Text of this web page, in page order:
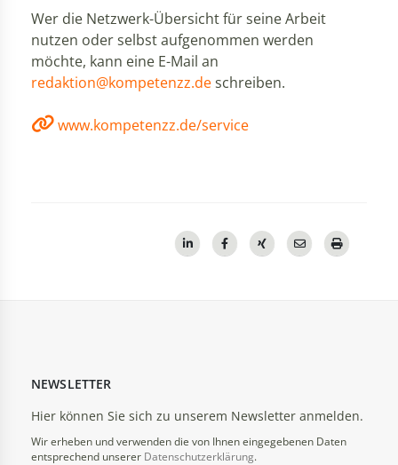
Wer die Netzwerk-Übersicht für seine Arbeit
nutzen oder selbst aufgenommen werden
möchte, kann eine E-Mail an
redaktion@kompetenzz.deschreiben.
www.kompetenzz.de/service
NEWSLETTER
Hier können Sie sich zu unserem Newsletter anmelden.
Wir erheben und verwenden die von Ihnen eingegebenen Daten
entsprechend unserer Datenschutzerklärung.